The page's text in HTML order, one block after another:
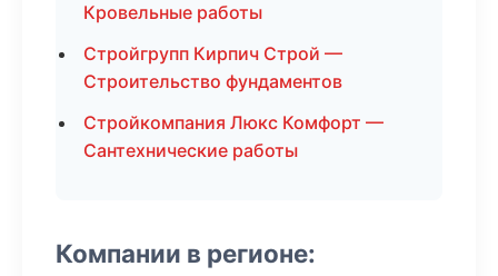
Кровельные работы
Стройгрупп Кирпич Строй —
Строительство фундаментов
Стройкомпания Люкс Комфорт —
Сантехнические работы
Компании в регионе: